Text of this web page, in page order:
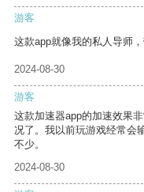
游客
这款app就像我的私人导师
2024-08-30
游客
这款加速器app的加速效果
况了。我以前玩游戏经常会
不少。
2024-08-30